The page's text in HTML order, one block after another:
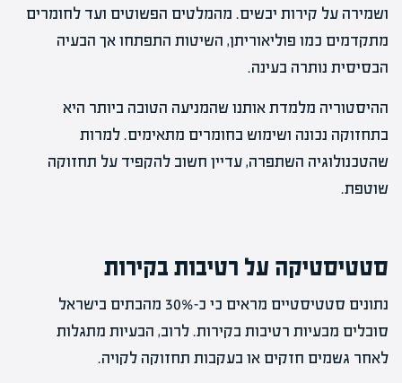
ושמירה על קירות יבשים. מהמלטים הפשוטים ועד לחומרים
מתקדמים כמו פוליאוריתן, השיטות התפתחו אך הבעיה
הבסיסית נותרה בעינה.
ההיסטוריה מלמדת אותנו שהמניעה הטובה ביותר היא
בתחזוקה נכונה ושימוש בחומרים מתאימים. למרות
שהטכנולוגיה השתפרה, עדיין חשוב להקפיד על תחזוקה
שוטפת.
סטטיסטיקה על רטיבות בקירות
נתונים סטטיסטיים מראים כי כ-30% מהבתים בישראל
סובלים מבעיות רטיבות בקירות. לרוב, הבעיות מתגלות
לאחר גשמים חזקים או בעקבות תחזוקה לקויה.